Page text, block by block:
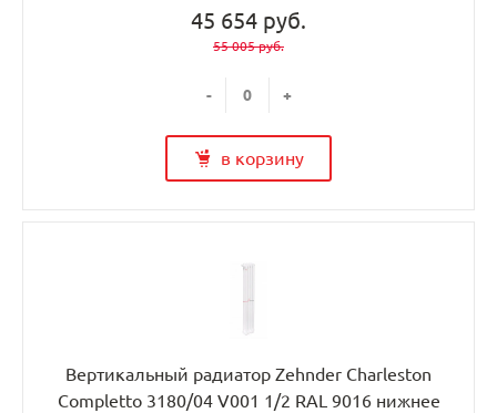
45 654 руб.
55 005 руб.
- +
в корзину
Вертикальный радиатор Zehnder Charleston
Completto 3180/04 V001 1/2 RAL 9016 нижнее